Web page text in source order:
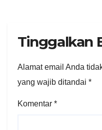
Tinggalkan
Alamat email Anda
yang wajib ditandai *
Komentar *